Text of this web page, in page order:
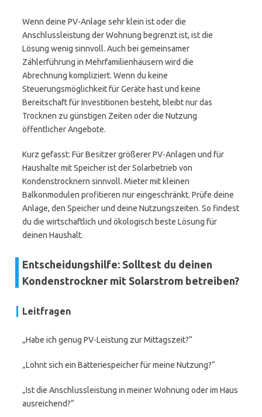
Wenn deine PV-Anlage sehr klein ist oder die
Anschlussleistung der Wohnung begrenzt ist, ist die
Lösung wenig sinnvoll. Auch bei gemeinsamer
Zählerführung in Mehrfamilienhäusern wird die
Abrechnung kompliziert. Wenn du keine
Steuerungsmöglichkeit für Geräte hast und keine
Bereitschaft für Investitionen besteht, bleibt nur das
Trocknen zu günstigen Zeiten oder die Nutzung
öffentlicher Angebote.
Kurz gefasst: Für Besitzer größerer PV-Anlagen und für
Haushalte mit Speicher ist der Solarbetrieb von
Kondenstrocknern sinnvoll. Mieter mit kleinen
Balkonmodulen profitieren nur eingeschränkt. Prüfe deine
Anlage, den Speicher und deine Nutzungszeiten. So findest
du die wirtschaftlich und ökologisch beste Lösung für
deinen Haushalt.
Entscheidungshilfe: Solltest du deinen
Kondenstrockner mit Solarstrom betreiben?
Leitfragen
„Habe ich genug PV-Leistung zur Mittagszeit?“
„Lohnt sich ein Batteriespeicher für meine Nutzung?“
„Ist die Anschlussleistung in meiner Wohnung oder im Haus
ausreichend?“